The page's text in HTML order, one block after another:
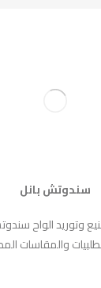
سندوتش بانل
وتوريد الواح
والمقاسات